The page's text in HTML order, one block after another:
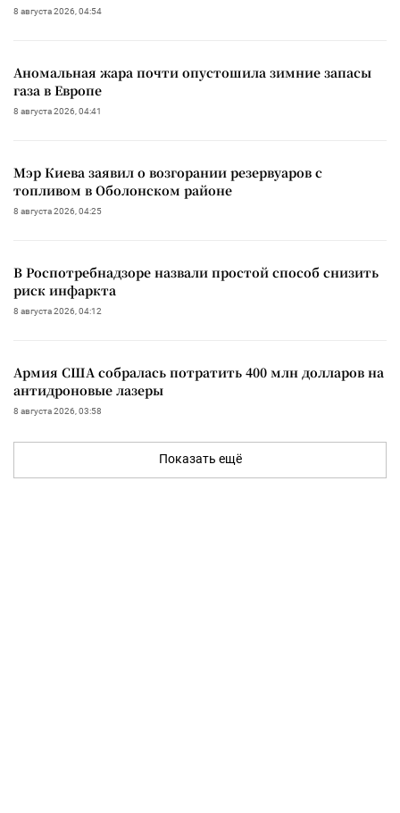
8 августа 2026, 04:54
Аномальная жара почти опустошила зимние запасы
газа в Европе
8 августа 2026, 04:41
Мэр Киева заявил о возгорании резервуаров с
топливом в Оболонском районе
8 августа 2026, 04:25
В Роспотребнадзоре назвали простой способ снизить
риск инфаркта
8 августа 2026, 04:12
Армия США собралась потратить 400 млн долларов на
антидроновые лазеры
8 августа 2026, 03:58
Показать ещё